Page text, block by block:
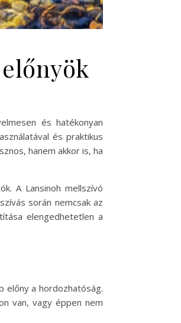
és hatékonyan
és praktikus
hanem akkor is, ha
A Lansinoh mellszívó
során nemcsak az
elengedhetetlen a
előny a hordozhatóság.
van, vagy éppen nem